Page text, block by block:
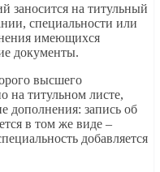
заносится на титульный
специальности или
имеющихся
документы.
высшего
на титульном листе,
дополнения: запись об
в том же виде –
добавляется